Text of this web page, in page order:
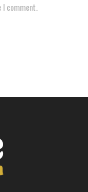
I comment.